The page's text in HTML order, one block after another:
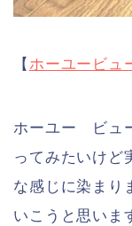
【 ホーユービ
ホーユー ビュ
ってみたいけど
な感じに染まり
いこうと思いま